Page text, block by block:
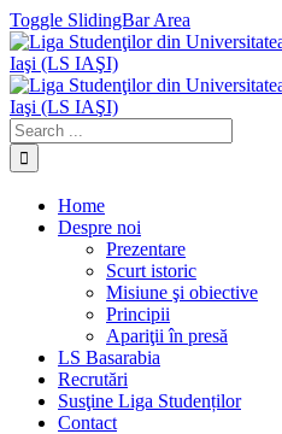
Toggle SlidingBar Area
Home
Despre noi
Prezentare
Scurt istoric
Misiune şi obiective
Principii
Apariţii în presă
LS Basarabia
Recrutări
Susţine Liga Studenților
Contact